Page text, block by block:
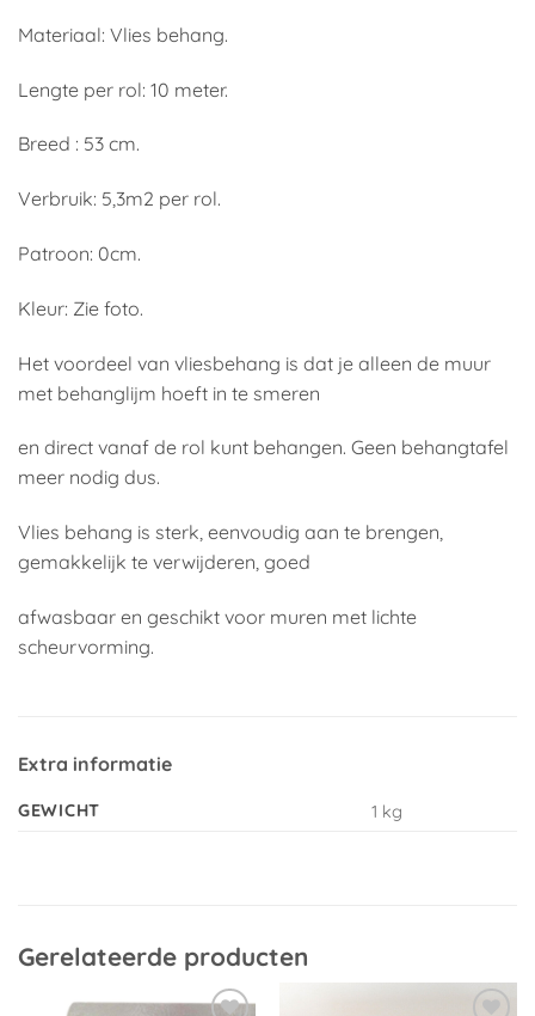
Materiaal: Vlies behang.
Lengte per rol: 10 meter.
Breed : 53 cm.
Verbruik: 5,3m2 per rol.
Patroon: 0cm.
Kleur: Zie foto.
Het voordeel van vliesbehang is dat je alleen de muur
met behanglijm hoeft in te smeren
en direct vanaf de rol kunt behangen. Geen behangtafel
meer nodig dus.
Vlies behang is sterk, eenvoudig aan te brengen,
gemakkelijk te verwijderen, goed
afwasbaar en geschikt voor muren met lichte
scheurvorming.
Extra informatie
GEWICHT 1 kg
Gerelateerde producten